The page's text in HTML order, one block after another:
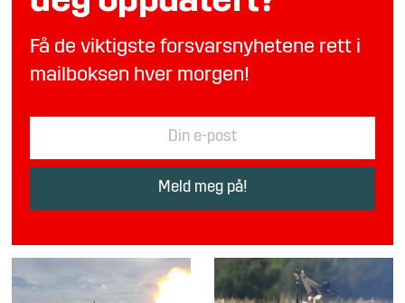
Få de viktigste forsvarsnyhetene rett i
mailboksen hver morgen!